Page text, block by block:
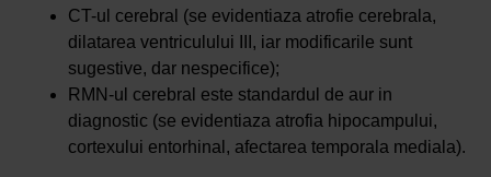
CT-ul cerebral (se evidentiaza atrofie cerebrala,
dilatarea ventriculului III, iar modificarile sunt
sugestive, dar nespecifice);
RMN-ul cerebral este standardul de aur in
diagnostic (se evidentiaza atrofia hipocampului,
cortexului entorhinal, afectarea temporala mediala).